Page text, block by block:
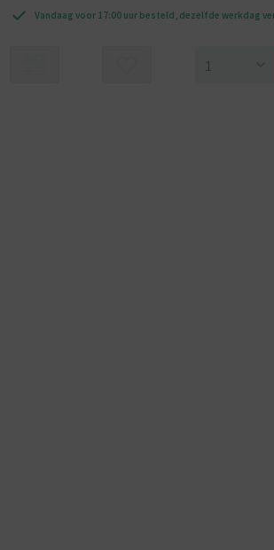
Vandaag voor 17:00 uur besteld, dezelfde werkdag